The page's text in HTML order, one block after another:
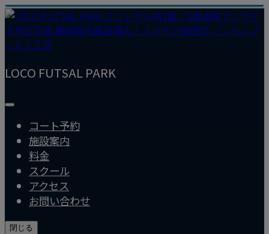
LOCO FUTSAL PARK
コート予約
施設案内
料金
スクール
アクセス
お問い合わせ
閉じる